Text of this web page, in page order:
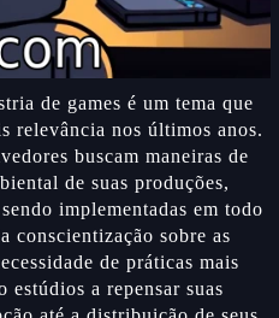
de games é um tema que
relevância nos últimos anos.
buscam maneiras de
de suas produções,
implementadas em todo
conscientização sobre as
de práticas mais
estúdios a repensar suas